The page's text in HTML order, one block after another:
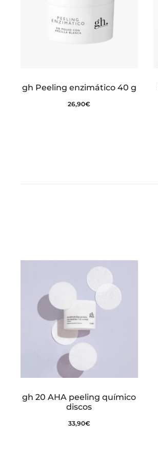
gh Peeling enzimático 40 g
26,90€
gh 20 AHA peeling químico
discos
33,90€